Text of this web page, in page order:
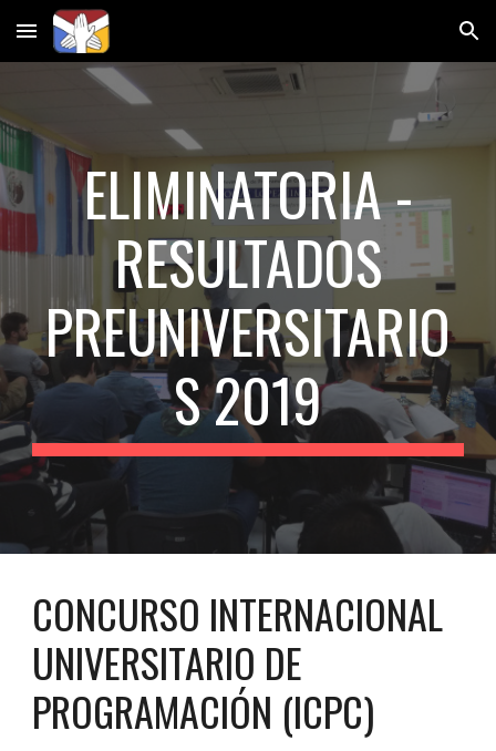
Skip to main content Skip to navigation
ELIMINATORIA -
RESULTADOS
PREUNIVERSITARIO
S 2019
CONCURSO INTERNACIONAL
UNIVERSITARIO DE
PROGRAMACIÓN (ICPC)